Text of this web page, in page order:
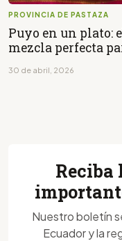
PROVINCIA DE PASTAZA
Puyo en un plato:
mezcla perfecta
30 de abril, 2026
Reciba
Nuestro boletín
Ecuador y la